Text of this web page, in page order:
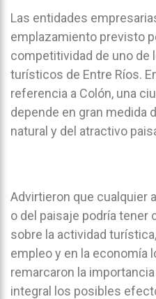
Las entidades
emplazamiento previsto
competitividad de uno de
turísticos de Entre Ríos.
referencia a Colón, una
depende en gran medida
natural y del atractivo
Advirtieron que cualquier
o del paisaje podría
sobre la actividad
empleo y en la economía
remarcaron la
integral los posibles